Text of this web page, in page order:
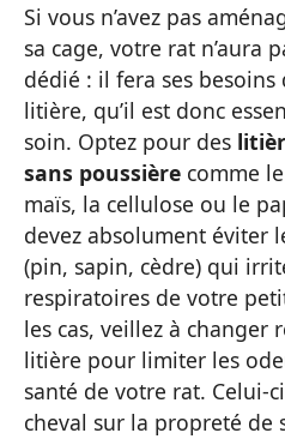
Si vous n’avez pas
sa cage, votre rat n’aura
dédié : il fera ses
litière, qu’il est donc
soin. Optez pour des
sans poussière comme
maïs, la cellulose ou le
devez absolument éviter
(pin, sapin, cèdre) qui
respiratoires de votre
les cas, veillez à changer
litière pour limiter les
santé de votre rat. Celui-
cheval sur la propreté de